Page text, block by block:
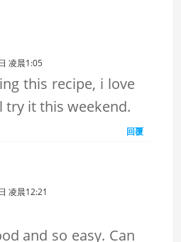
凌晨1:05
this recipe, i love
try it this weekend.
回覆
凌晨12:21
and so easy. Can